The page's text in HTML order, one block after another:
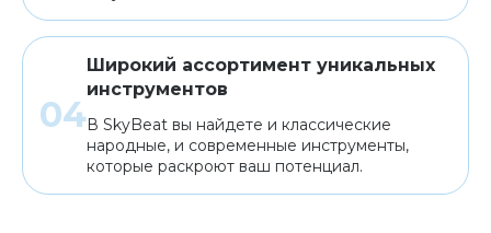
Широкий ассортимент уникальных
инструментов
В SkyBeat вы найдете и классические
народные, и современные инструменты,
которые раскроют ваш потенциал.